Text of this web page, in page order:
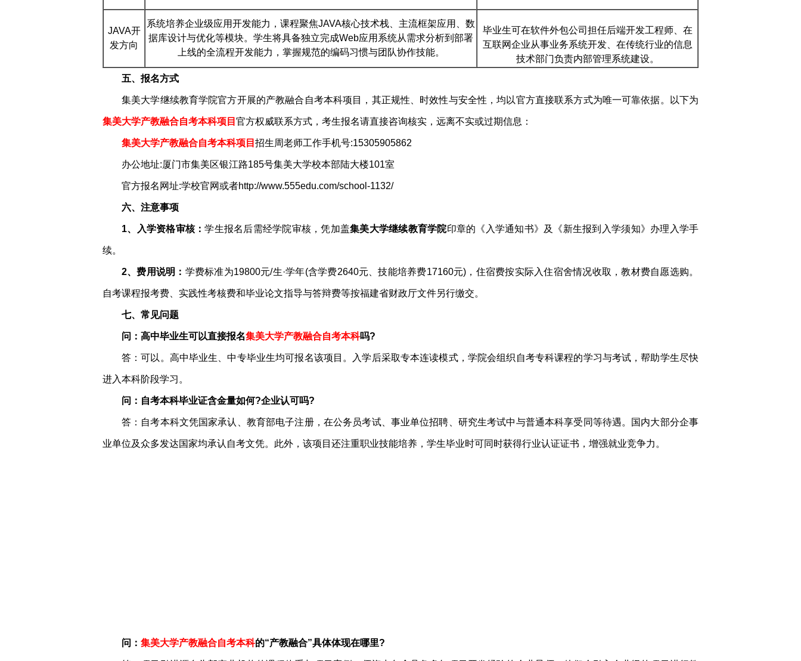
JAVA开
发方向
系统培养企业级应用开发能力，课程聚焦JAVA核心技术栈、主流框架应用、数
据库设计与优化等模块。学生将具备独立完成Web应用系统从需求分析到部署
上线的全流程开发能力，掌握规范的编码习惯与团队协作技能。
毕业生可在软件外包公司担任后端开发工程师、在
互联网企业从事业务系统开发、在传统行业的信息
技术部门负责内部管理系统建设。
五、报名方式
集美大学继续教育学院官方开展的产教融合自考本科项目，其正规性、时效性与安全性，均以官方直接联系方式为唯一可靠依据。以下为
集美大学产教融合自考本科项目 官方权威联系方式，考生报名请直接咨询核实，远离不实或过期信息：
集美大学产教融合自考本科项目 招生周老师工作手机号:15305905862
办公地址:厦门市集美区银江路185号集美大学校本部陆大楼101室
官方报名网址:学校官网或者http://www.555edu.com/school-1132/
六、注意事项
1、入学资格审核：学生报名后需经学院审核，凭加盖集美大学继续教育学院印章的《入学通知书》及《新生报到入学须知》办理入学手
续。
2、费用说明： 学费标准为19800元/生·学年(含学费2640元、技能培养费17160元)，住宿费按实际入住宿舍情况收取，教材费自愿选购。
自考课程报考费、实践性考核费和毕业论文指导与答辩费等按福建省财政厅文件另行缴交。
七、常见问题
问：高中毕业生可以直接报名集美大学产教融合自考本科吗?
答：可以。高中毕业生、中专毕业生均可报名该项目。入学后采取专本连读模式，学院会组织自考专科课程的学习与考试，帮助学生尽快
进入本科阶段学习。
问：自考本科毕业证含金量如何?企业认可吗?
答：自考本科文凭国家承认、教育部电子注册，在公务员考试、事业单位招聘、研究生考试中与普通本科享受同等待遇。国内大部分企事
业单位及众多发达国家均承认自考文凭。此外，该项目还注重职业技能培养，学生毕业时可同时获得行业认证证书，增强就业竞争力。
问： 集美大学产教融合自考本科的“产教融合”具体体现在哪里?